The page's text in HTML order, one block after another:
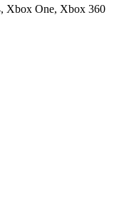
Xbox One, Xbox 360